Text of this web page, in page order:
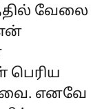
வேலை
பெரிய
எனவே